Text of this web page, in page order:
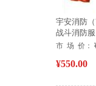
宇安消防
战斗消防
战...
市 场 价：
¥550.00